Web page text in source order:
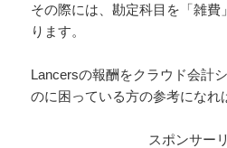
その際には、勘定科目を「雑費
ります。
Lancersの報酬をクラウド会計
のに困っている方の参考になれ
スポンサー